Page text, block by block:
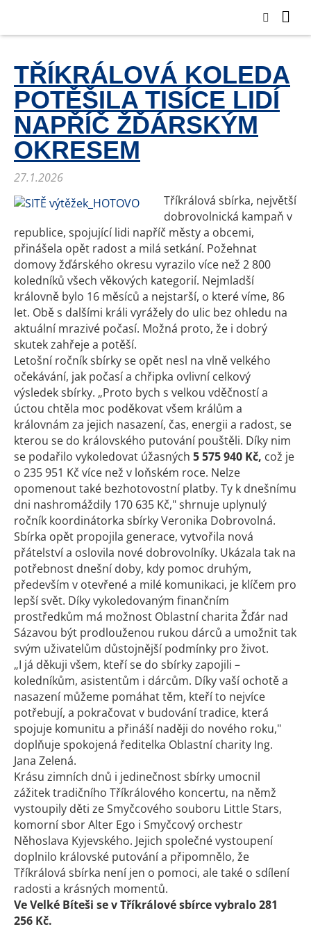
TŘÍKRÁLOVÁ KOLEDA
POTĚŠILA TISÍCE LIDÍ
NAPŘÍČ ŽĎÁRSKÝM
OKRESEM
27.1.2026
Tříkrálová sbírka, největší
dobrovolnická kampaň v
republice, spojující lidi napříč městy a obcemi,
přinášela opět radost a milá setkání. Požehnat
domovy žďárského okresu vyrazilo více než 2 800
koledníků všech věkových kategorií. Nejmladší
královně bylo 16 měsíců a nejstarší, o které víme, 86
let. Obě s dalšími králi vyrážely do ulic bez ohledu na
aktuální mrazivé počasí. Možná proto, že i dobrý
skutek zahřeje a potěší.
Letošní ročník sbírky se opět nesl na vlně velkého
očekávání, jak počasí a chřipka ovlivní celkový
výsledek sbírky. „Proto bych s velkou vděčností a
úctou chtěla moc poděkovat všem králům a
královnám za jejich nasazení, čas, energii a radost, se
kterou se do královského putování pouštěli. Díky nim
se podařilo vykoledovat úžasných 5 575 940 Kč, což je
o 235 951 Kč více než v loňském roce. Nelze
opomenout také bezhotovostní platby. Ty k dnešnímu
dni nashromáždily 170 635 Kč," shrnuje uplynulý
ročník koordinátorka sbírky Veronika Dobrovolná.
Sbírka opět propojila generace, vytvořila nová
přátelství a oslovila nové dobrovolníky. Ukázala tak na
potřebnost dnešní doby, kdy pomoc druhým,
především v otevřené a milé komunikaci, je klíčem pro
lepší svět. Díky vykoledovaným finančním
prostředkům má možnost Oblastní charita Žďár nad
Sázavou být prodlouženou rukou dárců a umožnit tak
svým uživatelům důstojnější podmínky pro život.
„I já děkuji všem, kteří se do sbírky zapojili –
koledníkům, asistentům i dárcům. Díky vaší ochotě a
nasazení můžeme pomáhat těm, kteří to nejvíce
potřebují, a pokračovat v budování tradice, která
spojuje komunitu a přináší naději do nového roku,"
doplňuje spokojená ředitelka Oblastní charity Ing.
Jana Zelená.
Krásu zimních dnů i jedinečnost sbírky umocnil
zážitek tradičního Tříkrálového koncertu, na němž
vystoupily děti ze Smyčcového souboru Little Stars,
komorní sbor Alter Ego i Smyčcový orchestr
Něhoslava Kyjevského. Jejich společné vystoupení
doplnilo královské putování a připomnělo, že
Tříkrálová sbírka není jen o pomoci, ale také o sdílení
radosti a krásných momentů.
Ve Velké Bíteši se v Tříkrálové sbírce vybralo 281
256 Kč.